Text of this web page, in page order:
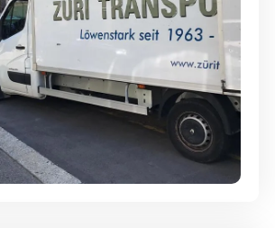
- Für Privatumzüge